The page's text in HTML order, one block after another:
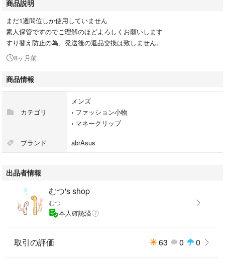
商品説明
まだ1週間位しか使用していません
素人保管ですのでご理解のほどよろしくお願いします
すり替え防止の為、発送後の返品交換は致しません。
8ヶ月前
商品情報
カテゴリ
メンズ
› ファッション小物
› マネークリップ
ブランド abrAsus
出品者情報
むつ's shop
むつ
本人確認済
取引の評価 63 0 0